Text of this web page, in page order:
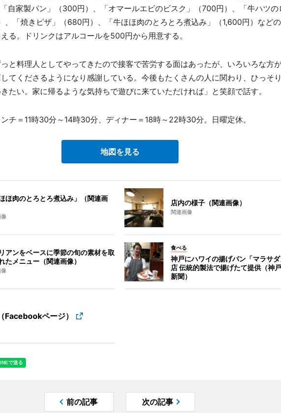
自家製パン」（300円）、「オマールエビのビスク」（700円）、「牛ハツの
、「焼きピザ」（680円）、「牛ほほ肉のとろとろ煮込み」（1,600円）など
る。ドリンクはアルコールを500円から用意する。
と料理人としてやってきたので接客で苦労する面はあったが、いろいろな方
てくださるようになり感謝している。今後もたくさんの人に関わり、ひっそ
たい。家に帰るような気持ちで遊びに来ていただければ」と笑顔で話す。
チ＝11時30分～14時30分、ディナー＝18時～22時30分。日曜定休。
地図を見る
ほほ肉のとろとろ煮込み」（関連画
像
店内の様子（関連画像）
関連画像
アンをベースに季節の旬の素材を取
たメニュー（関連画像）
像
食べる
神戸にハワイの揚げパン「マラサ
店 伝統的製法で揚げたて提供（神
新聞）
ページ）
前の記事 次の記事